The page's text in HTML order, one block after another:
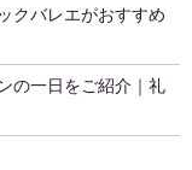
クバレエがおすすめ
の一日をご紹介｜礼